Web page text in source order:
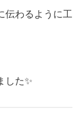
伝わるように工
した✨